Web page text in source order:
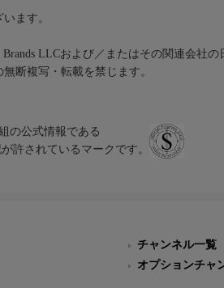
ます。
LLCおよび／またはその関連会社の
断複写・転載を禁じます。
の公式情報である
許されているマークです。
チャンネル一覧
オプションチャ